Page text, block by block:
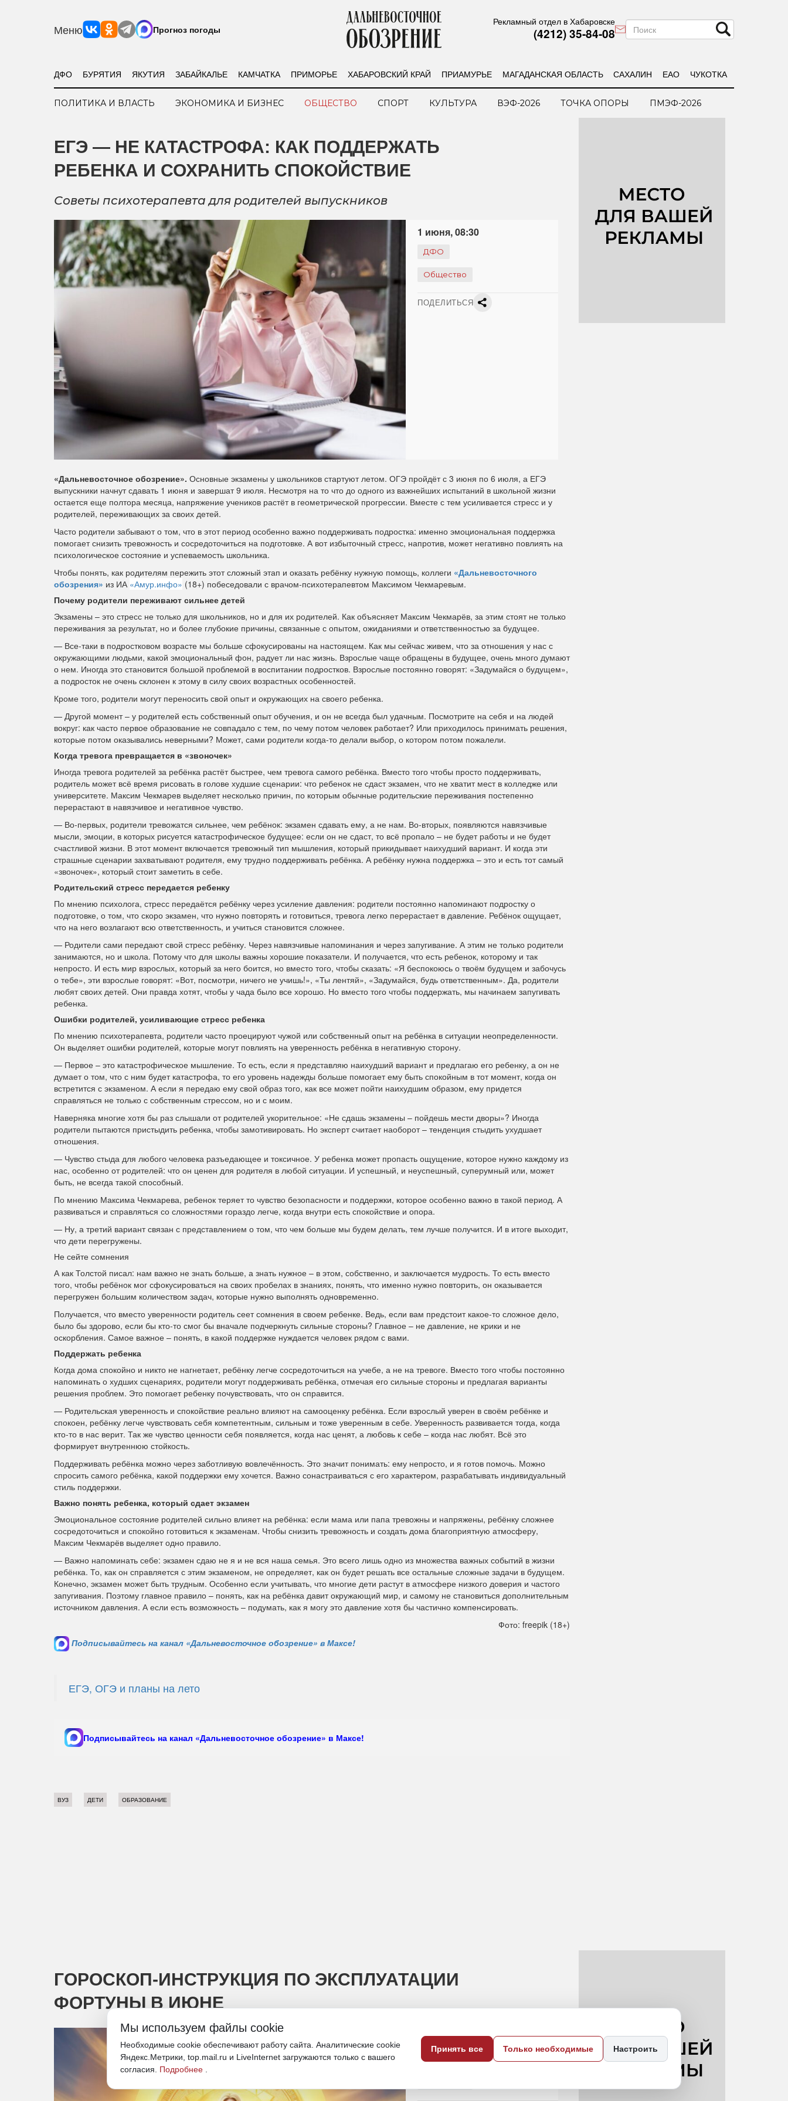
Меню Прогноз погоды
Рекламный отдел в Хабаровске
(4212) 35-84-08
ДФО БУРЯТИЯ ЯКУТИЯ ЗАБАЙКАЛЬЕ КАМЧАТКА ПРИМОРЬЕ ХАБАРОВСКИЙ КРАЙ ПРИАМУРЬЕ МАГАДАНСКАЯ ОБЛАСТЬ САХАЛИН ЕАО ЧУКОТКА
ПОЛИТИКА И ВЛАСТЬ ЭКОНОМИКА И БИЗНЕС ОБЩЕСТВО СПОРТ КУЛЬТУРА ВЭФ-2026 ТОЧКА ОПОРЫ ПМЭФ-2026
ЕГЭ — НЕ КАТАСТРОФА: КАК ПОДДЕРЖАТЬ
РЕБЕНКА И СОХРАНИТЬ СПОКОЙСТВИЕ
Советы психотерапевта для родителей выпускников
1 июня, 08:30
ДФО
Общество
ПОДЕЛИТЬСЯ
«Дальневосточное обозрение». Основные экзамены у школьников стартуют летом. ОГЭ пройдёт с 3 июня по 6 июля, а ЕГЭ
выпускники начнут сдавать 1 июня и завершат 9 июля. Несмотря на то что до одного из важнейших испытаний в школьной жизни
остается еще полтора месяца, напряжение учеников растёт в геометрической прогрессии. Вместе с тем усиливается стресс и у
родителей, переживающих за своих детей.
Часто родители забывают о том, что в этот период особенно важно поддерживать подростка: именно эмоциональная поддержка
помогает снизить тревожность и сосредоточиться на подготовке. А вот избыточный стресс, напротив, может негативно повлиять на
психологическое состояние и успеваемость школьника.
Чтобы понять, как родителям пережить этот сложный этап и оказать ребёнку нужную помощь, коллеги «Дальневосточного
обозрения» из ИА «Амур.инфо» (18+) побеседовали с врачом‑психотерапевтом Максимом Чекмаревым.
Почему родители переживают сильнее детей
Экзамены – это стресс не только для школьников, но и для их родителей. Как объясняет Максим Чекмарёв, за этим стоят не только
переживания за результат, но и более глубокие причины, связанные с опытом, ожиданиями и ответственностью за будущее.
— Все-таки в подростковом возрасте мы больше сфокусированы на настоящем. Как мы сейчас живем, что за отношения у нас с
окружающими людьми, какой эмоциональный фон, радует ли нас жизнь. Взрослые чаще обращены в будущее, очень много думают
о нем. Иногда это становится большой проблемой в воспитании подростков. Взрослые постоянно говорят: «Задумайся о будущем»,
а подросток не очень склонен к этому в силу своих возрастных особенностей.
Кроме того, родители могут переносить свой опыт и окружающих на своего ребенка.
— Другой момент – у родителей есть собственный опыт обучения, и он не всегда был удачным. Посмотрите на себя и на людей
вокруг: как часто первое образование не совпадало с тем, по чему потом человек работает? Или приходилось принимать решения,
которые потом оказывались неверными? Может, сами родители когда-то делали выбор, о котором потом пожалели.
Когда тревога превращается в «звоночек»
Иногда тревога родителей за ребёнка растёт быстрее, чем тревога самого ребёнка. Вместо того чтобы просто поддерживать,
родитель может всё время рисовать в голове худшие сценарии: что ребенок не сдаст экзамен, что не хватит мест в колледже или
университете. Максим Чекмарев выделяет несколько причин, по которым обычные родительские переживания постепенно
перерастают в навязчивое и негативное чувство.
— Во‑первых, родители тревожатся сильнее, чем ребёнок: экзамен сдавать ему, а не нам. Во‑вторых, появляются навязчивые
мысли, эмоции, в которых рисуется катастрофическое будущее: если он не сдаст, то всё пропало – не будет работы и не будет
счастливой жизни. В этот момент включается тревожный тип мышления, который прикидывает наихудший вариант. И когда эти
страшные сценарии захватывают родителя, ему трудно поддерживать ребёнка. А ребёнку нужна поддержка – это и есть тот самый
«звоночек», который стоит заметить в себе.
Родительский стресс передается ребенку
По мнению психолога, стресс передаётся ребёнку через усиление давления: родители постоянно напоминают подростку о
подготовке, о том, что скоро экзамен, что нужно повторять и готовиться, тревога легко перерастает в давление. Ребёнок ощущает,
что на него возлагают всю ответственность, и учиться становится сложнее.
— Родители сами передают свой стресс ребёнку. Через навязчивые напоминания и через запугивание. А этим не только родители
занимаются, но и школа. Потому что для школы важны хорошие показатели. И получается, что есть ребенок, которому и так
непросто. И есть мир взрослых, который за него боится, но вместо того, чтобы сказать: «Я беспокоюсь о твоём будущем и забочусь
о тебе», эти взрослые говорят: «Вот, посмотри, ничего не учишь!», «Ты лентяй», «Задумайся, будь ответственным». Да, родители
любят своих детей. Они правда хотят, чтобы у чада было все хорошо. Но вместо того чтобы поддержать, мы начинаем запугивать
ребенка.
Ошибки родителей, усиливающие стресс ребенка
По мнению психотерапевта, родители часто проецируют чужой или собственный опыт на ребёнка в ситуации неопределенности.
Он выделяет ошибки родителей, которые могут повлиять на уверенность ребёнка в негативную сторону.
— Первое – это катастрофическое мышление. То есть, если я представляю наихудший вариант и предлагаю его ребенку, а он не
думает о том, что с ним будет катастрофа, то его уровень надежды больше помогает ему быть спокойным в тот момент, когда он
встретится с экзаменом. А если я передаю ему свой образ того, как все может пойти наихудшим образом, ему придется
справляться не только с собственным стрессом, но и с моим.
Наверняка многие хотя бы раз слышали от родителей укорительное: «Не сдашь экзамены – пойдешь мести дворы»? Иногда
родители пытаются пристыдить ребенка, чтобы замотивировать. Но эксперт считает наоборот – тенденция стыдить ухудшает
отношения.
— Чувство стыда для любого человека разъедающее и токсичное. У ребенка может пропасть ощущение, которое нужно каждому из
нас, особенно от родителей: что он ценен для родителя в любой ситуации. И успешный, и неуспешный, суперумный или, может
быть, не всегда такой способный.
По мнению Максима Чекмарева, ребенок теряет то чувство безопасности и поддержки, которое особенно важно в такой период. А
развиваться и справляться со сложностями гораздо легче, когда внутри есть спокойствие и опора.
— Ну, а третий вариант связан с представлением о том, что чем больше мы будем делать, тем лучше получится. И в итоге выходит,
что дети перегружены.
Не сейте сомнения
А как Толстой писал: нам важно не знать больше, а знать нужное – в этом, собственно, и заключается мудрость. То есть вместо
того, чтобы ребёнок мог сфокусироваться на своих пробелах в знаниях, понять, что именно нужно повторить, он оказывается
перегружен большим количеством задач, которые нужно выполнять одновременно.
Получается, что вместо уверенности родитель сеет сомнения в своем ребенке. Ведь, если вам предстоит какое-то сложное дело,
было бы здорово, если бы кто-то смог бы вначале подчеркнуть сильные стороны? Главное – не давление, не крики и не
оскорбления. Самое важное – понять, в какой поддержке нуждается человек рядом с вами.
Поддержать ребенка
Когда дома спокойно и никто не нагнетает, ребёнку легче сосредоточиться на учебе, а не на тревоге. Вместо того чтобы постоянно
напоминать о худших сценариях, родители могут поддерживать ребёнка, отмечая его сильные стороны и предлагая варианты
решения проблем. Это помогает ребенку почувствовать, что он справится.
— Родительская уверенность и спокойствие реально влияют на самооценку ребёнка. Если взрослый уверен в своём ребёнке и
спокоен, ребёнку легче чувствовать себя компетентным, сильным и тоже уверенным в себе. Уверенность развивается тогда, когда
кто-то в нас верит. Так же чувство ценности себя появляется, когда нас ценят, а любовь к себе – когда нас любят. Всё это
формирует внутреннюю стойкость.
Поддерживать ребёнка можно через заботливую вовлечённость. Это значит понимать: ему непросто, и я готов помочь. Можно
спросить самого ребёнка, какой поддержки ему хочется. Важно сонастраиваться с его характером, разрабатывать индивидуальный
стиль поддержки.
Важно понять ребенка, который сдает экзамен
Эмоциональное состояние родителей сильно влияет на ребёнка: если мама или папа тревожны и напряжены, ребёнку сложнее
сосредоточиться и спокойно готовиться к экзаменам. Чтобы снизить тревожность и создать дома благоприятную атмосферу,
Максим Чекмарёв выделяет одно правило.
— Важно напоминать себе: экзамен сдаю не я и не вся наша семья. Это всего лишь одно из множества важных событий в жизни
ребёнка. То, как он справляется с этим экзаменом, не определяет, как он будет решать все остальные сложные задачи в будущем.
Конечно, экзамен может быть трудным. Особенно если учитывать, что многие дети растут в атмосфере низкого доверия и частого
запугивания. Поэтому главное правило – понять, как на ребёнка давит окружающий мир, и самому не становиться дополнительным
источником давления. А если есть возможность – подумать, как я могу это давление хотя бы частично компенсировать.
Фото: freepik (18+)
Подписывайтесь на канал «Дальневосточное обозрение» в Максе!
ЕГЭ, ОГЭ и планы на лето
Подписывайтесь на канал «Дальневосточное обозрение» в Максе!
ВУЗ ДЕТИ ОБРАЗОВАНИЕ
ГОРОСКОП-ИНСТРУКЦИЯ ПО ЭКСПЛУАТАЦИИ
ФОРТУНЫ В ИЮНЕ
1 июня, 08:00
ДФО
Мы используем файлы cookie
Необходимые cookie обеспечивают работу сайта. Аналитические cookie
Яндекс.Метрики, top.mail.ru и LiveInternet загружаются только с вашего
согласия. Подробнее
Принять все Только необходимые Настроить